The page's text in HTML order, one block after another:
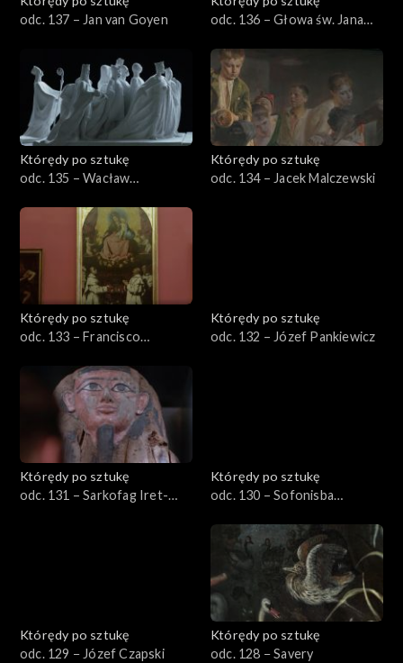
odc. 137 – Jan van Goyen
odc. 136 – Głowa św. Jana
Którędy po sztukę
odc. 135 – Wacław
Którędy po sztukę
odc. 134 – Jacek Malczewski
Którędy po sztukę
odc. 133 – Francisco
Którędy po sztukę
odc. 132 – Józef Pankiewicz
Którędy po sztukę
odc. 131 – Sarkofag Iret-
Którędy po sztukę
odc. 130 – Sofonisba
Którędy po sztukę
odc. 129 − Józef Czapski
Którędy po sztukę
odc. 128 − Savery